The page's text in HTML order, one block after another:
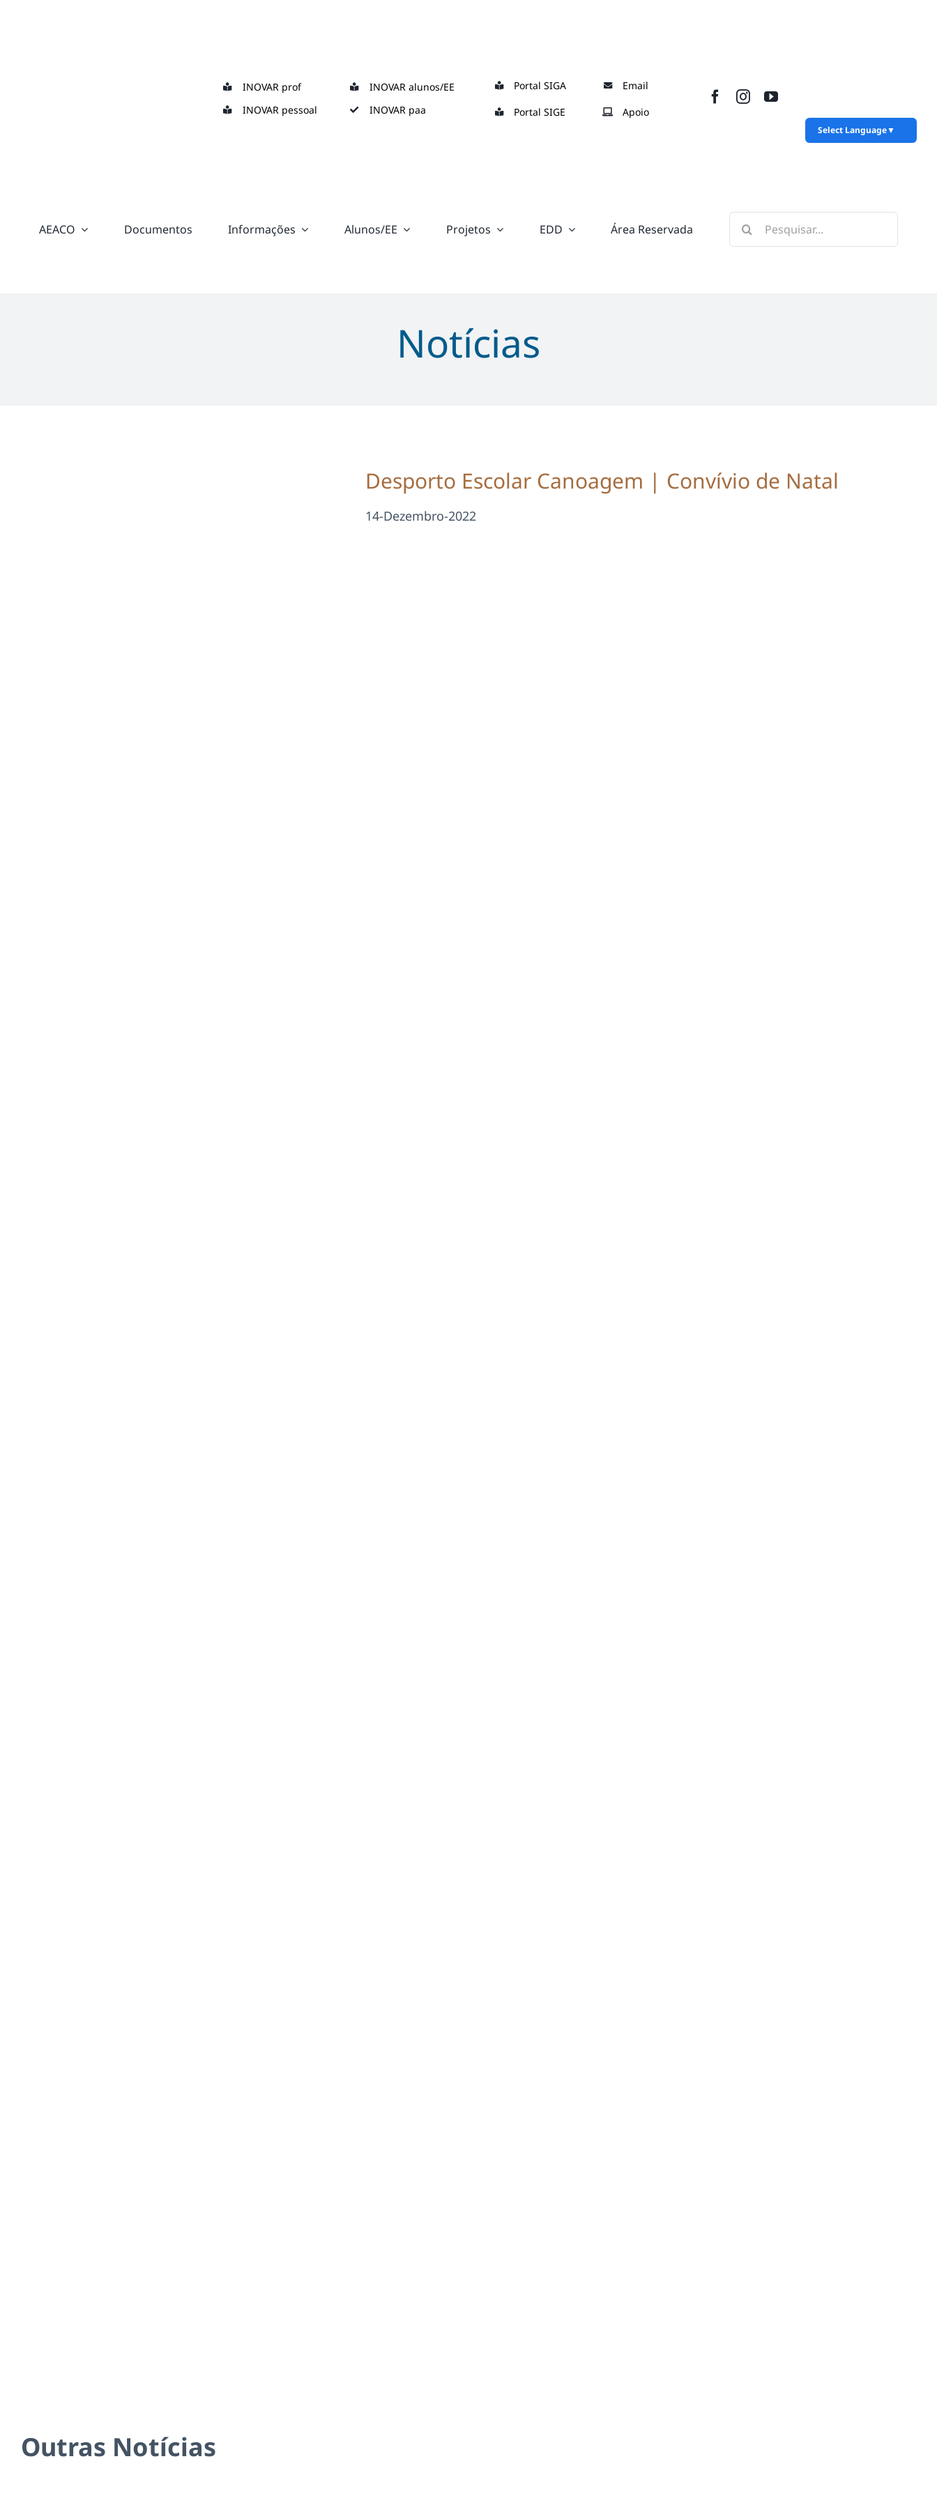
INOVAR prof
INOVAR pessoal
INOVAR alunos/EE
INOVAR paa
Portal SIGA
Portal SIGE
Email
Apoio
Select Language▼
AEACO Documentos Informações Alunos/EE Projetos EDD Área Reservada Pesquisar
Notícias
Desporto Escolar Canoagem | Convívio de Natal
14-Dezembro-2022
Outras Notícias